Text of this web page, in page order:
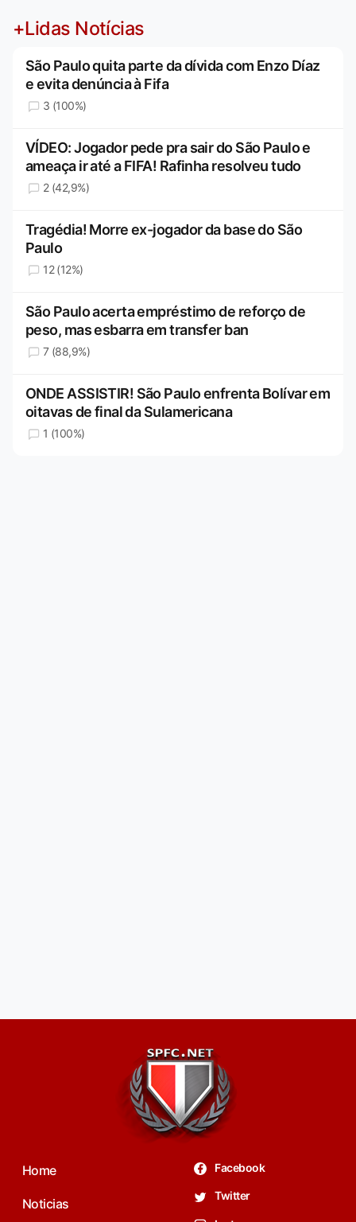
+Lidas Notícias
São Paulo quita parte da dívida com Enzo Díaz
e evita denúncia à Fifa
3 (100%)
VÍDEO: Jogador pede pra sair do São Paulo e
ameaça ir até a FIFA! Rafinha resolveu tudo
2 (42,9%)
Tragédia! Morre ex-jogador da base do São
Paulo
12 (12%)
São Paulo acerta empréstimo de reforço de
peso, mas esbarra em transfer ban
7 (88,9%)
ONDE ASSISTIR! São Paulo enfrenta Bolívar em
oitavas de final da Sulamericana
1 (100%)
Home
Noticias
Facebook
Twitter